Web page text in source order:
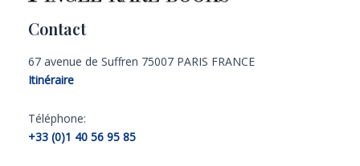
Contact
67 avenue de Suffren 75007 PARIS FRANCE
Itinéraire
Téléphone:
+33 (0)1 40 56 95 85